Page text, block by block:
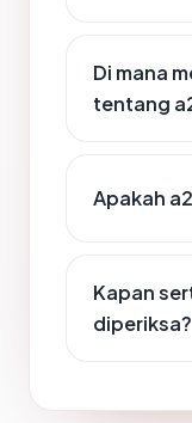
Di mana
tentang
Apakah
Kapan
diperiksa?